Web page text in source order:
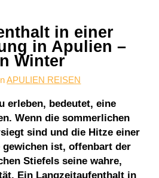
in einer
in Apulien –
Winter
APULIEN REISEN
erleben, bedeutet, eine
Wenn die sommerlichen
sind und die Hitze einer
ist, offenbart der
Stiefels seine wahre,
Ein Langzeitaufenthalt in